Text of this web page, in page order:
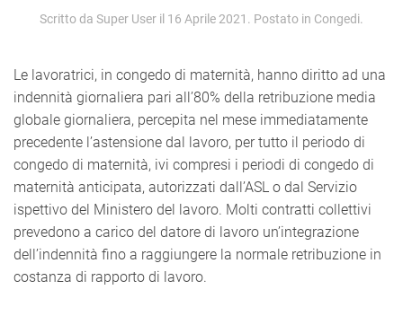
Scritto da Super User il 16 Aprile 2021 . Postato in Congedi.
Le lavoratrici, in congedo di maternità, hanno diritto ad una
indennità giornaliera pari all’80% della retribuzione media
globale giornaliera, percepita nel mese immediatamente
precedente l’astensione dal lavoro, per tutto il periodo di
congedo di maternità, ivi compresi i periodi di congedo di
maternità anticipata, autorizzati dall’ASL o dal Servizio
ispettivo del Ministero del lavoro. Molti contratti collettivi
prevedono a carico del datore di lavoro un’integrazione
dell’indennità fino a raggiungere la normale retribuzione in
costanza di rapporto di lavoro.